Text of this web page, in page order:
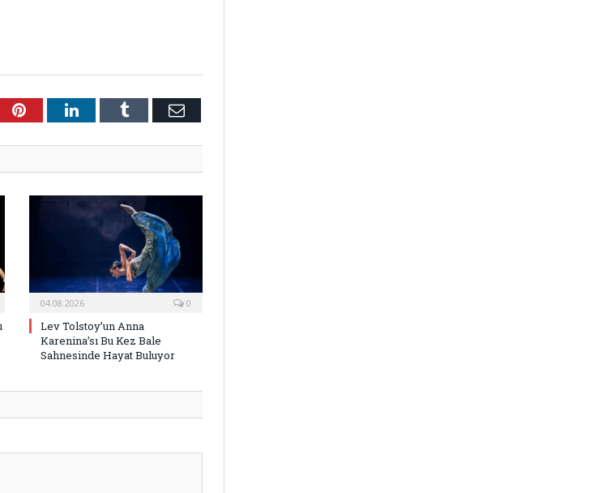
PinterestLinkedInTumblr E-
04.08.2026 0
Lev Tolstoy’un Anna
Karenina’sı Bu Kez Bale
Sahnesinde Hayat Buluyor